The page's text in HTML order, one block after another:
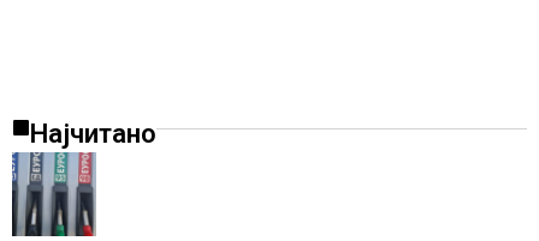
Најчитано